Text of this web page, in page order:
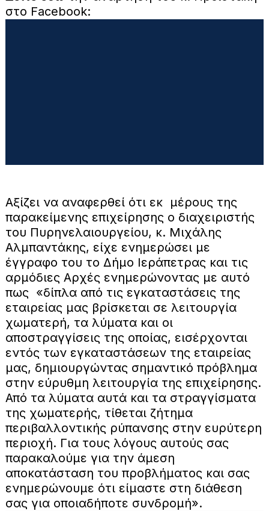
στο Facebook:
Αξίζει να αναφερθεί ότι εκ μέρους της
παρακείμενης επιχείρησης ο διαχειριστής
του Πυρηνελαιουργείου, κ. Μιχάλης
Αλμπαντάκης, είχε ενημερώσει με
έγγραφο του το Δήμο Ιεράπετρας και τις
αρμόδιες Αρχές ενημερώνοντας με αυτό
πως «δίπλα από τις εγκαταστάσεις της
εταιρείας μας βρίσκεται σε λειτουργία
χωματερή, τα λύματα και οι
αποστραγγίσεις της οποίας, εισέρχονται
εντός των εγκαταστάσεων της εταιρείας
μας, δημιουργώντας σημαντικό πρόβλημα
στην εύρυθμη λειτουργία της επιχείρησης.
Από τα λύματα αυτά και τα στραγγίσματα
της χωματερής, τίθεται ζήτημα
περιβαλλοντικής ρύπανσης στην ευρύτερη
περιοχή. Για τους λόγους αυτούς σας
παρακαλούμε για την άμεση
αποκατάσταση του προβλήματος και σας
ενημερώνουμε ότι είμαστε στη διάθεση
σας για οποιαδήποτε συνδρομή».